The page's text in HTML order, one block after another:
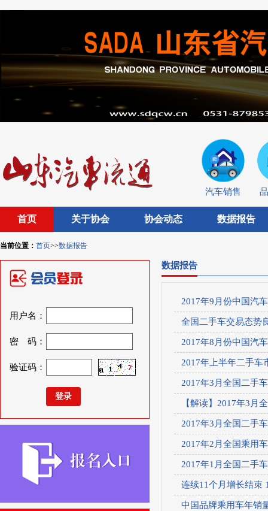
汽车销售
首页 关于协会 协会动态 数据报告
当前位置： 首页>>数据报告
用户名：
密 码：
验证码：
数据报告
2017年9月份中国汽
全国二手车交易态势
2017年8月份中国汽
2017年上半年二手车
2017年3月全国二手
【解读】2017年3月
2017年3月全国二手
2017年2月全国乘用
2017年1月全国二手
连续11个月增长结束
中国品牌乘用车年销